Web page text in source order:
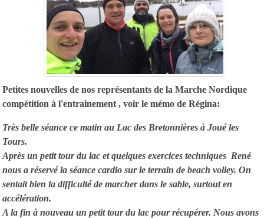
Petites nouvelles de nos représentants de la Marche Nordique
compétition à l'entrainement , voir le mémo de Régina:
Très belle séance ce matin au Lac des Bretonnières à Joué les
Tours.
Après un petit tour du lac et quelques exercices techniques René
nous a réservé la séance cardio sur le terrain de beach volley. On
sentait bien la difficulté de marcher dans le sable, surtout en
accélération.
A la fin à nouveau un petit tour du lac pour récupérer. Nous avons